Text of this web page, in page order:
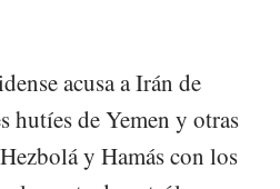
acusa a Irán de
hutíes de Yemen y otras
y Hamás con los